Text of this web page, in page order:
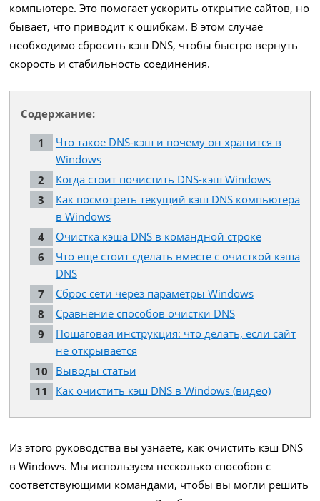
компьютере. Это помогает ускорить открытие сайтов, но
бывает, что приводит к ошибкам. В этом случае
необходимо сбросить кэш DNS, чтобы быстро вернуть
скорость и стабильность соединения.
Содержание:
Что такое DNS-кэш и почему он хранится в
Windows
Когда стоит почистить DNS-кэш Windows
Как посмотреть текущий кэш DNS компьютера
в Windows
Очистка кэша DNS в командной строке
Что еще стоит сделать вместе с очисткой кэша
DNS
Сброс сети через параметры Windows
Сравнение способов очистки DNS
Пошаговая инструкция: что делать, если сайт
не открывается
Выводы статьи
Как очистить кэш DNS в Windows (видео)
Из этого руководства вы узнаете, как очистить кэш DNS
в Windows. Мы используем несколько способов с
соответствующими командами, чтобы вы могли решить